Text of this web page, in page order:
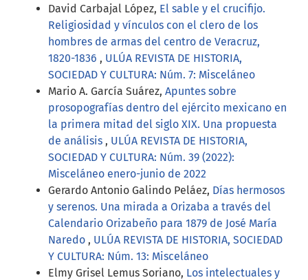
David Carbajal López, El sable y el crucifijo.
Religiosidad y vínculos con el clero de los
hombres de armas del centro de Veracruz,
1820-1836 , ULÚA REVISTA DE HISTORIA,
SOCIEDAD Y CULTURA: Núm. 7: Misceláneo
Mario A. García Suárez, Apuntes sobre
prosopografías dentro del ejército mexicano en
la primera mitad del siglo XIX. Una propuesta
de análisis , ULÚA REVISTA DE HISTORIA,
SOCIEDAD Y CULTURA: Núm. 39 (2022):
Misceláneo enero-junio de 2022
Gerardo Antonio Galindo Peláez, Días hermosos
y serenos. Una mirada a Orizaba a través del
Calendario Orizabeño para 1879 de José María
Naredo , ULÚA REVISTA DE HISTORIA, SOCIEDAD
Y CULTURA: Núm. 13: Misceláneo
Elmy Grisel Lemus Soriano, Los intelectuales y